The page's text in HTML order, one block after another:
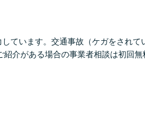
ています。交通事故（ケガをされて
介がある場合の事業者相談は初回無